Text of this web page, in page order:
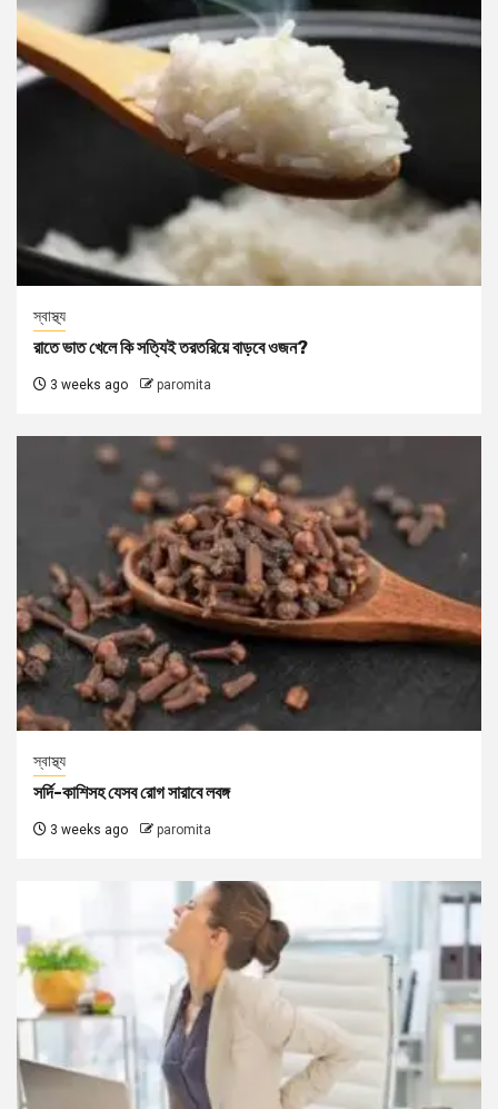
স্বাস্থ্য
রাতে ভাত খেলে কি সত্যিই তরতরিয়ে বাড়বে ওজন?
3 weeks ago paromita
স্বাস্থ্য
সর্দি-কাশিসহ যেসব রোগ সারাবে লবঙ্গ
3 weeks ago paromita